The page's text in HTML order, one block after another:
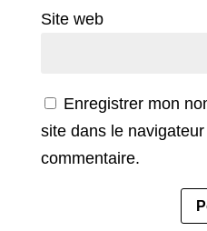
Site web
Enregistrer mon
site dans le
commentaire.